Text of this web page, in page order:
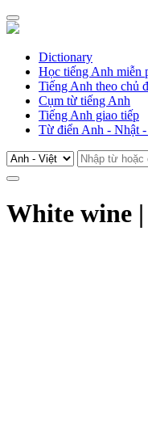
Dictionary
Học tiếng Anh miễn
Tiếng Anh theo chủ
Cụm từ tiếng Anh
Tiếng Anh giao tiếp
Từ điển Anh - Nhật
White wine